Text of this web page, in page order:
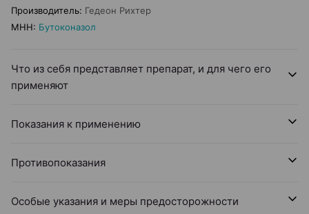
Производитель: Гедеон Рихтер
МНН: Бутоконазол
Что из себя представляет препарат, и для чего его
применяют
Показания к применению
Противопоказания
Особые указания и меры предосторожности